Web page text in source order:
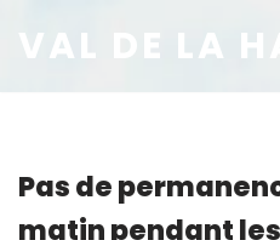
Aller
au
VAL DE LA
Pas de
matin pendant